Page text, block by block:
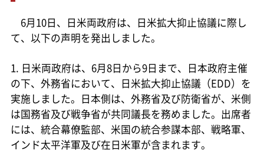
6月10日、日米両政府は、日米拡大抑止協議に際し
て、以下の声明を発出しました。
1. 日米両政府は、6月8日から9日まで、日本政府主催
の下、外務省において、日米拡大抑止協議（EDD）を
実施しました。日本側は、外務省及び防衛省が、米側
は国務省及び戦争省が共同議長を務めました。出席者
には、統合幕僚監部、米国の統合参謀本部、戦略軍、
インド太平洋軍及び在日米軍が含まれます。